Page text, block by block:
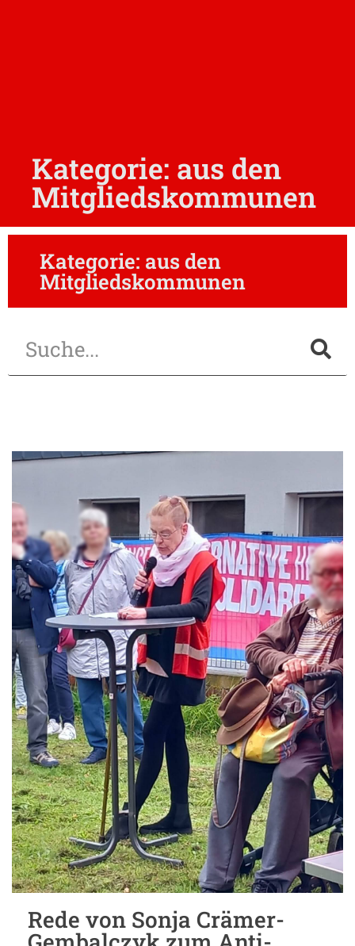
Kategorie: aus den
Mitgliedskommunen
Kategorie: aus den
Mitgliedskommunen
Rede von Sonja Crämer-